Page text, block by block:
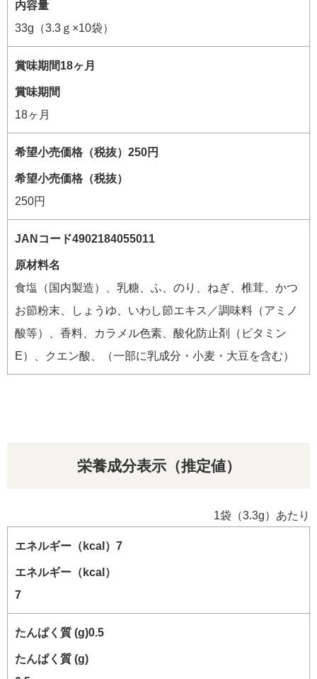
内容量
33g（3.3ｇ×10袋）
賞味期間
18ヶ月
希望小売価格（税抜）
250円
原材料名
食塩（国内製造）、乳糖、ふ、のり、ねぎ、椎茸、かつ
お節粉末、しょうゆ、いわし節エキス／調味料（アミノ
酸等）、香料、カラメル色素、酸化防止剤（ビタミン
E）、クエン酸、（一部に乳成分・小麦・大豆を含む）
栄養成分表示（推定値）
1袋（3.3g）あたり
エネルギー（kcal）
7
たんぱく質 (g)